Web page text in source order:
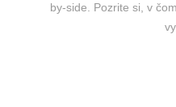
by-side. Pozrite si, v